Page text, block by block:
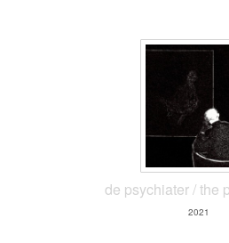
de psychiater / the
2021